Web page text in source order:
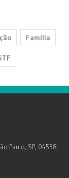
Família
Paulo, SP, 04538-